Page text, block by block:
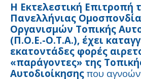
Η Εκτελεστική Επιτροπή
Πανελλήνιας
Οργανισμών Τοπικής
(Π.Ο.Ε.-Ο.Τ.Α.), έχει
εκατοντάδες φορές
«παράγοντες» της
Αυτοδιοίκησης που